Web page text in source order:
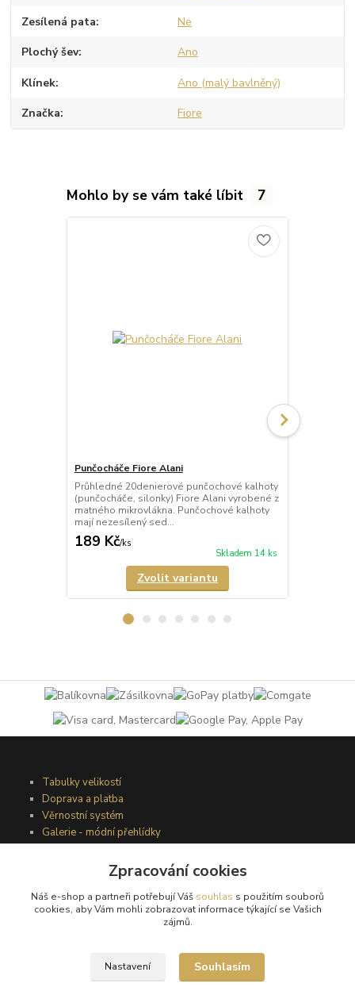
Zesílená pata Ne
Plochý šev Ano
Klínek Ano (malý bavlněný)
Značka Fiore
Mohlo by se vám také líbit 7
Punčocháče Fiore Alani
Průhledné 20denierové punčochové kalhoty
(punčocháče, silonky) Fiore Alani vyrobené z
matného mikrovlákna. Punčochové kalhoty
mají nezesílený sed...
189 Kč/ks
Skladem 14 ks
Zvolit variantu
Tabulky velikostí
Doprava a platba
Věrnostní systém
Galerie - módní přehlídky
Obchodní podmínky
Zpracování cookies
Náš e-shop a partneři potřebují Váš souhlas s použitím souborů
cookies, aby Vám mohli zobrazovat informace týkající se Vašich
zájmů.
Nastavení Souhlasím